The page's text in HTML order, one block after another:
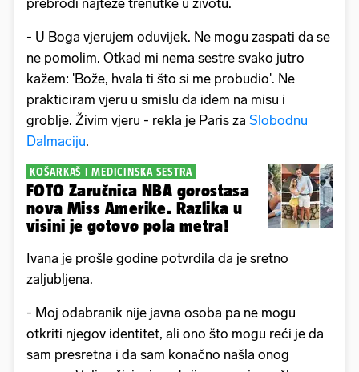
prebrodi najteže trenutke u životu.
- U Boga vjerujem oduvijek. Ne mogu zaspati da se
ne pomolim. Otkad mi nema sestre svako jutro
kažem: 'Bože, hvala ti što si me probudio'. Ne
prakticiram vjeru u smislu da idem na misu i
groblje. Živim vjeru - rekla je Paris za Slobodnu
Dalmaciju.
KOŠARKAŠ I MEDICINSKA SESTRA
FOTO Zaručnica NBA gorostasa
nova Miss Amerike. Razlika u
visini je gotovo pola metra!
Ivana je prošle godine potvrdila da je sretno
zaljubljena.
- Moj odabranik nije javna osoba pa ne mogu
otkriti njegov identitet, ali ono što mogu reći je da
sam presretna i da sam konačno našla onog